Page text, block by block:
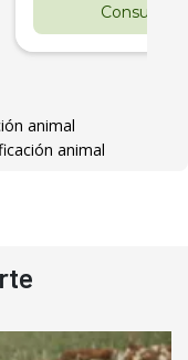
Consultar
animal
animal